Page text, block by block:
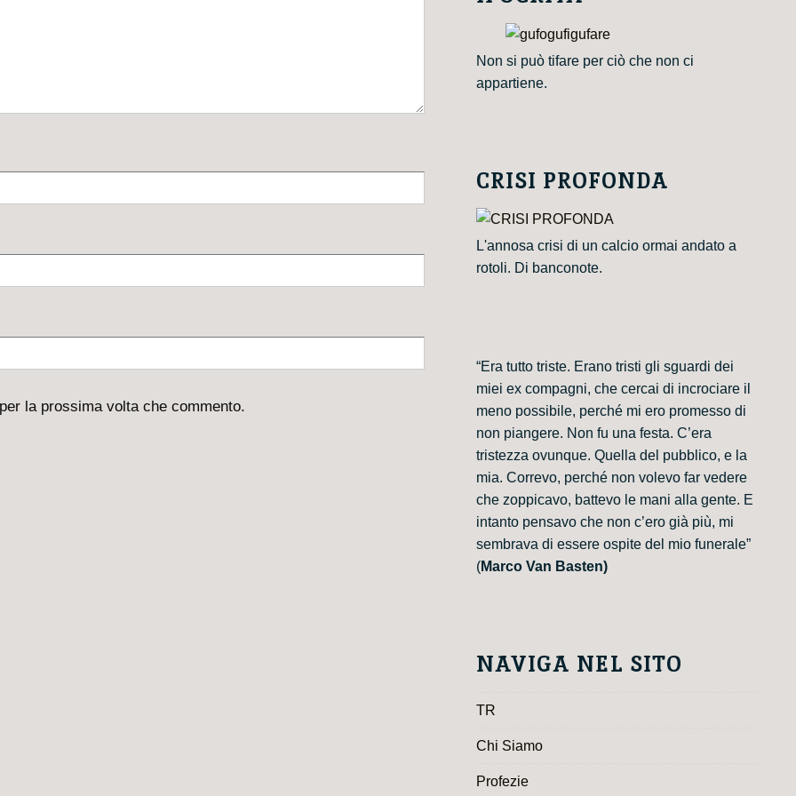
la prossima volta che commento.
Non si può tifare per ciò che non ci
appartiene.
CRISI PROFONDA
L'annosa crisi di un calcio ormai andato a
rotoli. Di banconote.
“Era tutto triste. Erano tristi gli sguardi dei
miei ex compagni, che cercai di incrociare il
meno possibile, perché mi ero promesso di
non piangere. Non fu una festa. C’era
tristezza ovunque. Quella del pubblico, e la
mia. Correvo, perché non volevo far vedere
che zoppicavo, battevo le mani alla gente. E
intanto pensavo che non c’ero già più, mi
sembrava di essere ospite del mio funerale”
(Marco Van Basten)
NAVIGA NEL SITO
TR
Chi Siamo
Profezie